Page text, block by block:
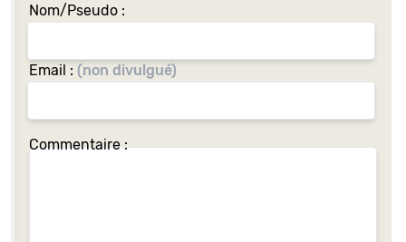
Nom/Pseudo :
Email : (non divulgué)
Commentaire :